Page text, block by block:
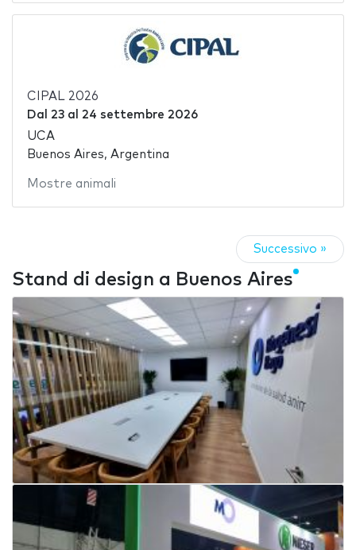
CIPAL 2026
Dal 23al 24 settembre 2026
UCA
Buenos Aires, Argentina
Mostre animali
Successivo »
Stand di design a Buenos Aires